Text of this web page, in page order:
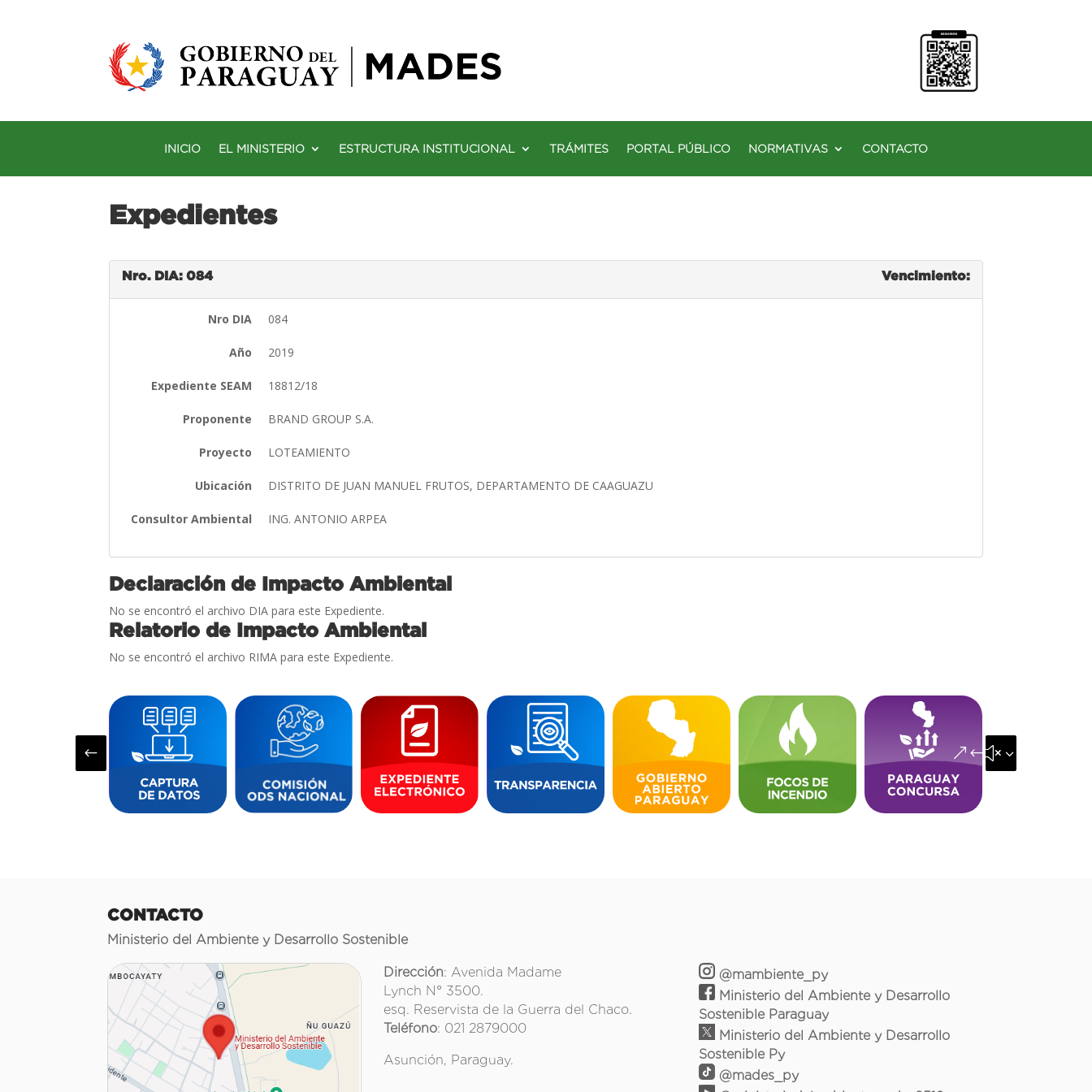
INICIO EL MINISTERIO ESTRUCTURA INSTITUCIONAL TRÁMITES PORTAL PÚBLICO NORMATIVAS CONTACTO
Expedientes
Nro. DIA: 084 Vencimiento:
Nro DIA 084
Año 2019
Expediente SEAM 18812/18
Proponente BRAND GROUP S.A.
Proyecto LOTEAMIENTO
Ubicación DISTRITO DE JUAN MANUEL FRUTOS, DEPARTAMENTO DE CAAGUAZU
Consultor Ambiental ING. ANTONIO ARPEA
Declaración de Impacto Ambiental
No se encontró el archivo DIA para este Expediente.
Relatorio de Impacto Ambiental
No se encontró el archivo RIMA para este Expediente.
# &#x35;
CONTACTO
Ministerio del Ambiente y Desarrollo Sostenible
Dirección: Avenida Madame
Lynch N° 3500.
esq. Reservista de la Guerra del Chaco.
Teléfono: 021 2879000
Asunción, Paraguay.
@mambiente_py
Ministerio del Ambiente y Desarrollo
Sostenible Paraguay
Ministerio del Ambiente y Desarrollo
Sostenible Py
@mades_py